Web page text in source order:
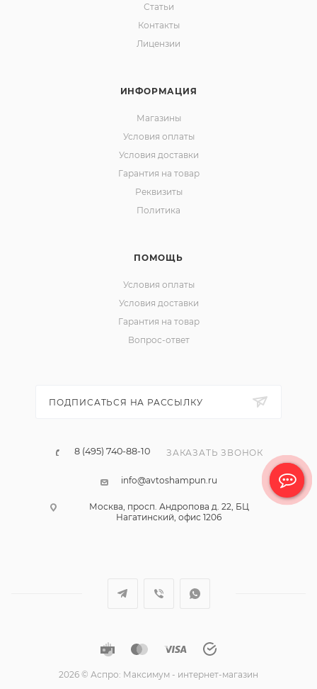
Статьи
Контакты
Лицензии
ИНФОРМАЦИЯ
Магазины
Условия оплаты
Условия доставки
Гарантия на товар
Реквизиты
Политика
ПОМОЩЬ
Условия оплаты
Условия доставки
Гарантия на товар
Вопрос-ответ
ПОДПИСАТЬСЯ НА РАССЫЛКУ
8 (495) 740-88-10 ЗАКАЗАТЬ ЗВОНОК
info@avtoshampun.ru
Москва, просп. Андропова д. 22, БЦ
Нагатинский, офис 1206
2026 © Аспро: Максимум - интернет-магазин